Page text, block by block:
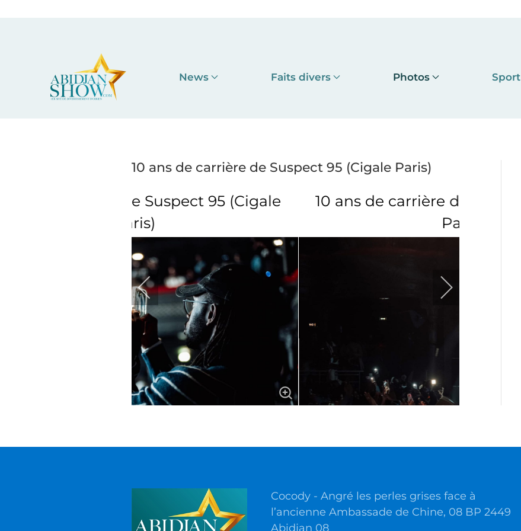
News Faits divers Photos Sport
10 ans de carrière de Suspect 95 (Cigale Paris)
10 ans de carrière de Suspect 95 (Cigale
Cocody - Angré les perles grises face à
l’ancienne Ambassade de Chine, 08 BP 2449
Abidjan 08